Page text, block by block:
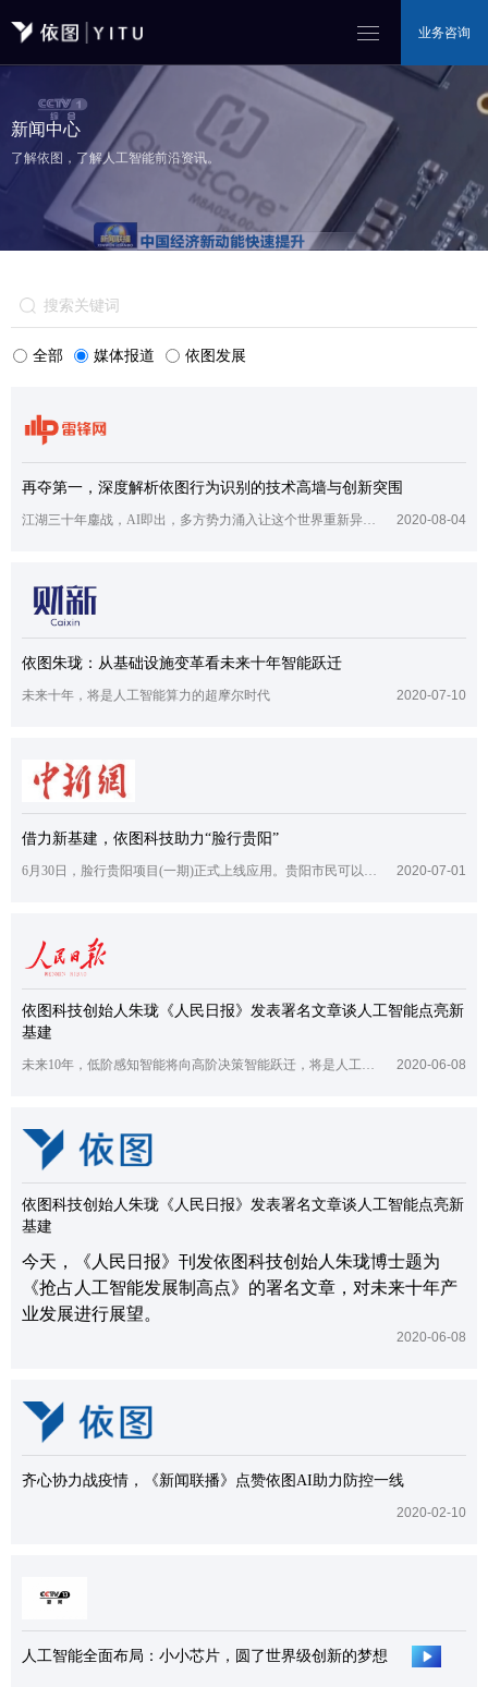
业务咨询
新闻中心
了解依图，了解人工智能前沿资讯。
全部 媒体报道 依图发展
再夺第一，深度解析依图行为识别的技术高墙与创新突围
江湖三十年鏖战，AI即出，多方势力涌入让这个世界重新异彩纷呈，也经历了新一轮洗牌。 2020-08-04
依图朱珑：从基础设施变革看未来十年智能跃迁
未来十年，将是人工智能算力的超摩尔时代 2020-07-10
借力新基建，依图科技助力“脸行贵阳”
6月30日，脸行贵阳项目(一期)正式上线应用。贵阳市民可以在各大应用市场下载“一应黔行”APP，就可以将“脸行贵阳”变为现实了。 2020-07-01
依图科技创始人朱珑《人民日报》发表署名文章谈人工智能点亮新
基建
未来10年，低阶感知智能将向高阶决策智能跃迁，将是人工智能算力的“超摩尔时代” 2020-06-08
依图科技创始人朱珑《人民日报》发表署名文章谈人工智能点亮新
基建
今天，《人民日报》刊发依图科技创始人朱珑博士题为
《抢占人工智能发展制高点》的署名文章，对未来十年产
业发展进行展望。
2020-06-08
齐心协力战疫情，《新闻联播》点赞依图AI助力防控一线
2020-02-10
人工智能全面布局：小小芯片，圆了世界级创新的梦想